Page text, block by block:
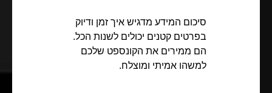
סיכום המידע מדגיש איך זמן ודיוק
בפרטים קטנים יכולים לשנות הכל.
הם ממירים את הקונספט שלכם
למשהו אמיתי ומוצלח.